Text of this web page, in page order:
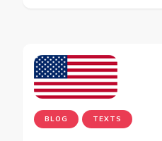
BLOG TEXTS